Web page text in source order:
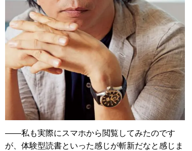
――私も実際にスマホから閲覧してみたのです
が、体験型読書といった感じが斬新だなと感じま